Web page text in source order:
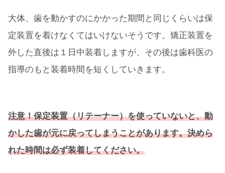
大体、歯を動かすのにかかった期間と同じくらいは保
定装置を着けなくてはいけないそうです。矯正装置を
外した直後は１日中装着しますが、その後は歯科医の
指導のもと装着時間を短くしていきます。
注意！保定装置（リテーナー）を使っていないと、動
かした歯が元に戻ってしまうことがあります。決めら
れた時間は必ず装着してください。